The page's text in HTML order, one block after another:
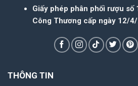
Giấy phép phân phối rượu
Công Thương cấp ngày 12/
THÔNG TIN